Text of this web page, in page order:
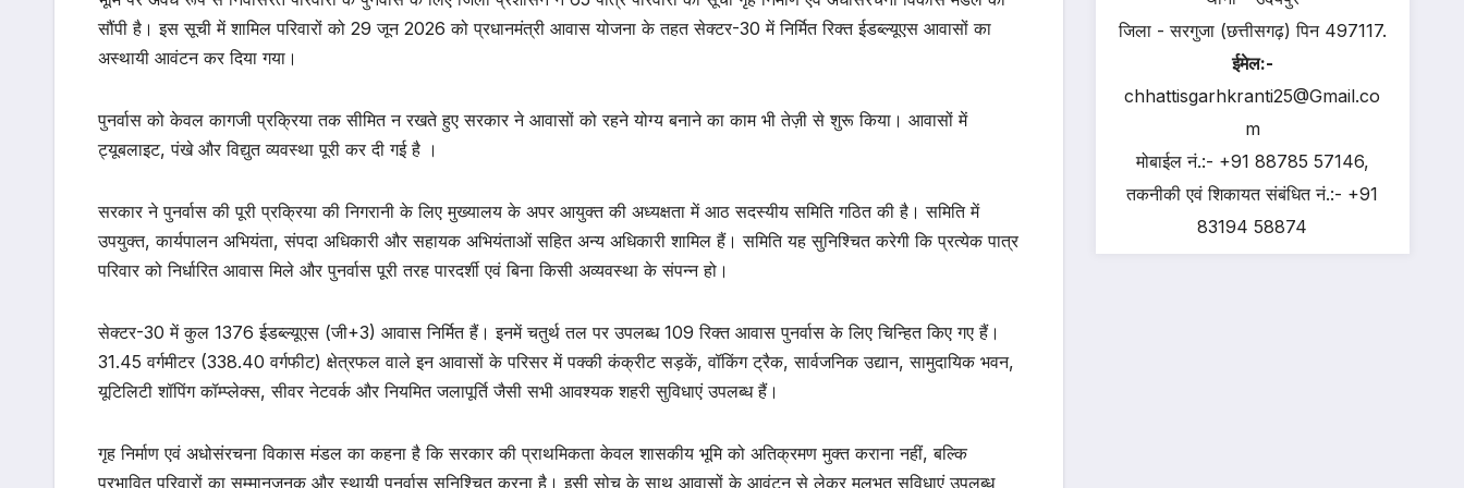
सौंपी है। इस सूची में शामिल परिवारों को 29 जून 2026 को प्रधानमंत्री आवास योजना के तहत सेक्टर-30 में निर्मित रिक्त ईडब्ल्यूएस आवासों का
अस्थायी आवंटन कर दिया गया।
पुनर्वास को केवल कागजी प्रक्रिया तक सीमित न रखते हुए सरकार ने आवासों को रहने योग्य बनाने का काम भी तेज़ी से शुरू किया। आवासों में
ट्यूबलाइट, पंखे और विद्युत व्यवस्था पूरी कर दी गई है ।
सरकार ने पुनर्वास की पूरी प्रक्रिया की निगरानी के लिए मुख्यालय के अपर आयुक्त की अध्यक्षता में आठ सदस्यीय समिति गठित की है। समिति में
उपयुक्त, कार्यपालन अभियंता, संपदा अधिकारी और सहायक अभियंताओं सहित अन्य अधिकारी शामिल हैं। समिति यह सुनिश्चित करेगी कि प्रत्येक पात्र
परिवार को निर्धारित आवास मिले और पुनर्वास पूरी तरह पारदर्शी एवं बिना किसी अव्यवस्था के संपन्न हो।
सेक्टर-30 में कुल 1376 ईडब्ल्यूएस (जी+3) आवास निर्मित हैं। इनमें चतुर्थ तल पर उपलब्ध 109 रिक्त आवास पुनर्वास के लिए चिन्हित किए गए हैं।
31.45 वर्गमीटर (338.40 वर्गफीट) क्षेत्रफल वाले इन आवासों के परिसर में पक्की कंक्रीट सड़कें, वॉकिंग ट्रैक, सार्वजनिक उद्यान, सामुदायिक भवन,
यूटिलिटी शॉपिंग कॉम्प्लेक्स, सीवर नेटवर्क और नियमित जलापूर्ति जैसी सभी आवश्यक शहरी सुविधाएं उपलब्ध हैं।
गृह निर्माण एवं अधोसंरचना विकास मंडल का कहना है कि सरकार की प्राथमिकता केवल शासकीय भूमि को अतिक्रमण मुक्त कराना नहीं, बल्कि
प्रभावित परिवारों का सम्मानजनक और स्थायी पुनर्वास सुनिश्चित करना है। इसी सोच के साथ आवासों के आवंटन से लेकर मूलभूत सुविधाएं उपलब्ध
जिला - सरगुजा (छत्तीसगढ़) पिन 497117.
ईमेल:-
chhattisgarhkranti25@Gmail.co
m
मोबाईल नं.:- +91 88785 57146,
तकनीकी एवं शिकायत संबंधित नं.:- +91
83194 58874